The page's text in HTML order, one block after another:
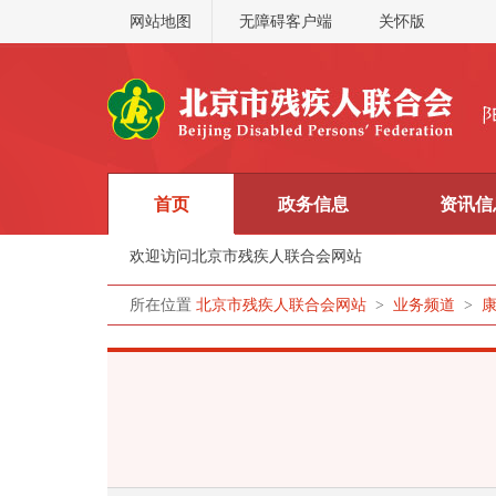
网站地图 无障碍客户端 关怀版
首页
欢迎访问北京市残疾人联合会网站
政务信息 资讯信
所在位置 北京市残疾人联合会网站 > 业务频道 >